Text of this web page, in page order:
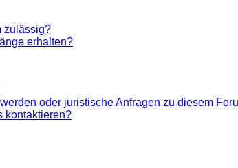
zulässig?
erhalten?
oder juristische Anfragen zu diesem
kontaktieren?